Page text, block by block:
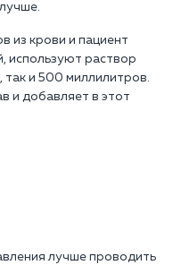
из крови и пациент
используют раствор
так и 500 миллилитров.
и добавляет в этот
лучше проводить